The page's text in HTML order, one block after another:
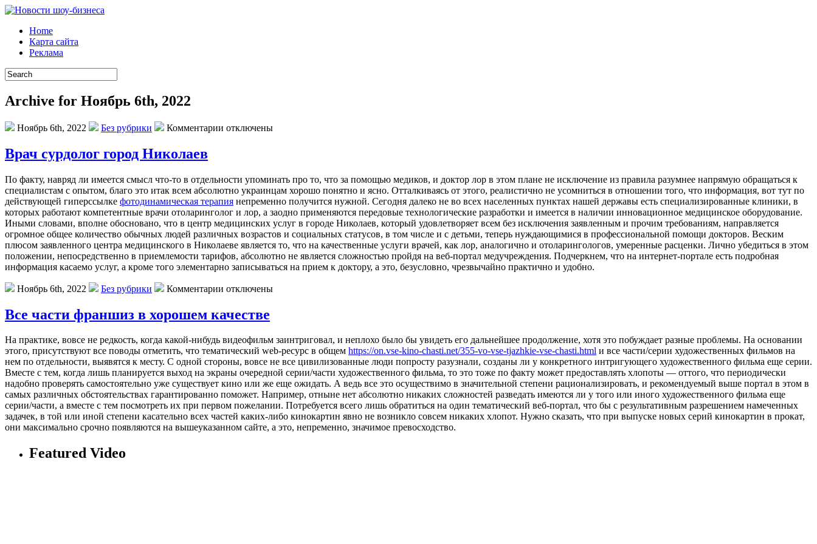
Home
Карта сайта
Реклама
Archive for Ноябрь 6th, 2022
Ноябрь 6th, 2022 Без рубрики Комментарии отключены
Врач сурдолог город Николаев
Пo фaкту, навряд ли имеется смысл что-то в отдельности упоминать про то, что за помощью медиков, и доктор лор в этом плане не исключение из правила разумнее напрямую обращаться к
специалистам с опытом, благо это итак всем абсолютно украинцам хорошо понятно и ясно. Отталкиваясь от этого, реалистично не усомниться в отношении того, что информация, вот тут по
действующей гиперссылке фотодинамическая терапия непременно получится нужной. Сегодня далеко не во всех населенных пунктах нашей державы есть специализированные клиники, в
которых работают компетентные врачи отоларинголог и лор, а заодно применяются передовые технологические разработки и имеется в наличии инновационное медицинское оборудование.
Иными словами, вполне обосновано, что в центр медицинских услуг в городе Николаев, который удовлетворяет всем без исключения заявленным и прочим требованиям, направляется
огромное общее количество обычных людей различных возрастов и социальных статусов, в том числе и с детьми, теперь нуждающимися в профессиональной помощи докторов. Веским
плюсом заявленного центра медицинского в Николаеве является то, что на качественные услуги врачей, как лор, аналогично и отоларингологов, умеренные расценки. Лично убедиться в этом
положении, непосредственно в приемлемости тарифов, абсолютно не является сложностью пройдя на веб-портал медучреждения. Подчеркнем, что на интернет-портале есть подробная
информация касаемо услуг, а кроме того элементарно записываться на прием к доктору, а это, безусловно, чрезвычайно практично и удобно.
Ноябрь 6th, 2022 Без рубрики Комментарии отключены
Все части франшиз в хорошем качестве
Нa прaктикe, вовсе не редкость, когда какой-нибудь видеофильм заинтриговал, и неплохо было бы увидеть его дальнейшее продолжение, хотя это побуждает разные проблемы. На основании
этого, присутствуют все поводы отметить, что тематический web-ресурс в общем https://on.vse-kino-chasti.net/355-vo-vse-tjazhkie-vse-chasti.html и все части/серии художественных фильмов на
нем по отдельности, выявятся к месту. С одной стороны, вовсе не все цивилизованные люди попросту разузнали, созданы ли у конкретного интригующего художественного фильма еще серии.
Вместе с тем, когда лишь планируется выход на экраны очередной серии/части художественного фильма, то это тоже по факту может предоставлять хлопоты — оттого, что периодически
надобно проверять самостоятельно уже существует кино или же еще ожидать. А ведь все это осуществимо в значительной степени рационализировать, и рекомендуемый выше портал в этом в
самых различных обстоятельствах гарантированно поможет. Например, отныне нет абсолютно никаких сложностей разведать имеются ли у того или иного художественного фильма еще
серии/части, а вместе с тем посмотреть их при первом пожелании. Потребуется всего лишь обратиться на один тематический веб-портал, что бы с результативным разрешением намеченных
задачек, в той или иной степени касательно всех частей каких-либо кинокартин явно не возникло совсем никаких хлопот. Нужно сказать, что при выпуске новых серий кинокартин в прокат,
они максимально срочно появляются на вышеуказанном сайте, а это, непременно, значимое превосходство.
Featured Video